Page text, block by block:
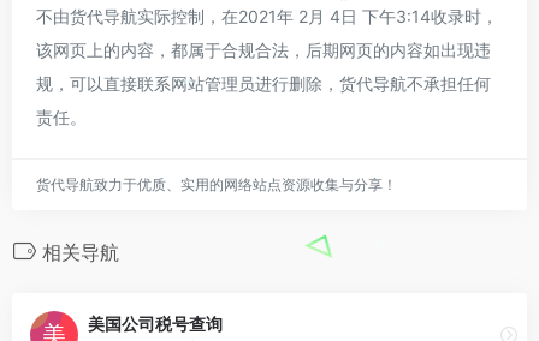
不由货代导航实际控制，在2021年 2月 4日 下午3:14收录时，
该网页上的内容，都属于合规合法，后期网页的内容如出现违
规，可以直接联系网站管理员进行删除，货代导航不承担任何
责任。
货代导航致力于优质、实用的网络站点资源收集与分享！
相关导航
美国公司税号查询
*